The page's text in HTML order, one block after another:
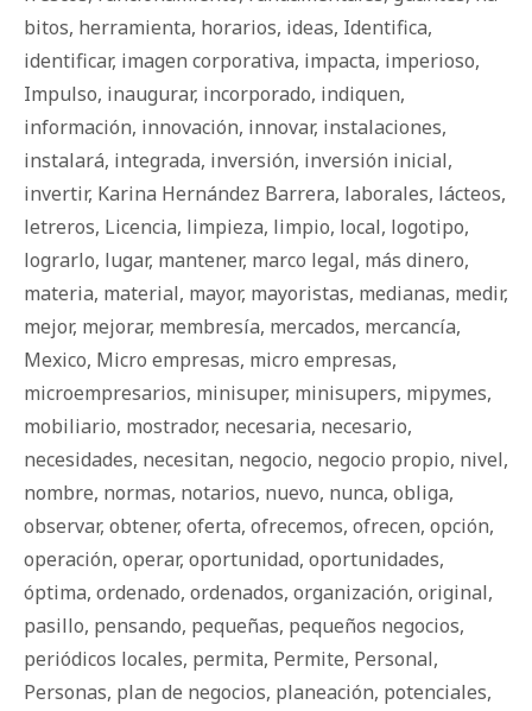
bi­tos, herramienta, horarios, ideas, Identifica,
identificar, imagen corporativa, impacta, imperioso,
Impulso, inaugurar, incorporado, indiquen,
información, innovación, innovar, instalaciones,
instalará, integrada, inversión, inversión inicial,
invertir, Karina Hernández Barrera, laborales, lácteos,
letreros, Licencia, limpieza, limpio, local, logotipo,
lograrlo, lugar, mantener, marco legal, más dinero,
materia, material, mayor, mayoristas, medianas, medir,
mejor, mejorar, membresía, mercados, mercancía,
Mexico, Micro empresas, micro empresas,
microempresarios, minisuper, minisupers, mipymes,
mobiliario, mostrador, necesaria, necesario,
necesidades, necesitan, negocio, negocio propio, nivel,
nombre, normas, notarios, nuevo, nunca, obliga,
observar, obtener, oferta, ofrecemos, ofrecen, opción,
operación, operar, oportunidad, oportunidades,
óptima, ordenado, ordenados, organización, original,
pasillo, pensando, pequeñas, pequeños negocios,
periódicos locales, permita, Permite, Personal,
Personas, plan de negocios, planeación, potenciales,